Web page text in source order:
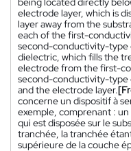
electrode layer, which is
layer away from the
each of the first-
second-conductivity-type
dielectric, which fills the
electrode from the first-
second-conductivity-type
and the electrode layer.
concerne un dispositif à
exemple, comprenant :
qui est disposée sur le
tranchée, la tranchée
supérieure de la couche